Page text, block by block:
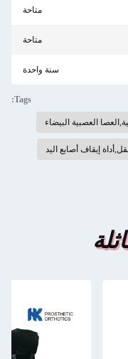
متاحة
متاحة
سنة واحدة
Tags:
إيقاف أصابع اليد